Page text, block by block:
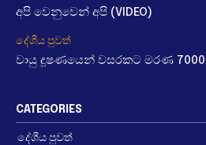
අපි වෙනුවෙන් අපි (VIDEO)
දේශීය පුවත්
වායු දූෂණයෙන් වසරකට මරණ 7000ක්
CATEGORIES
දේශීය පුවත්